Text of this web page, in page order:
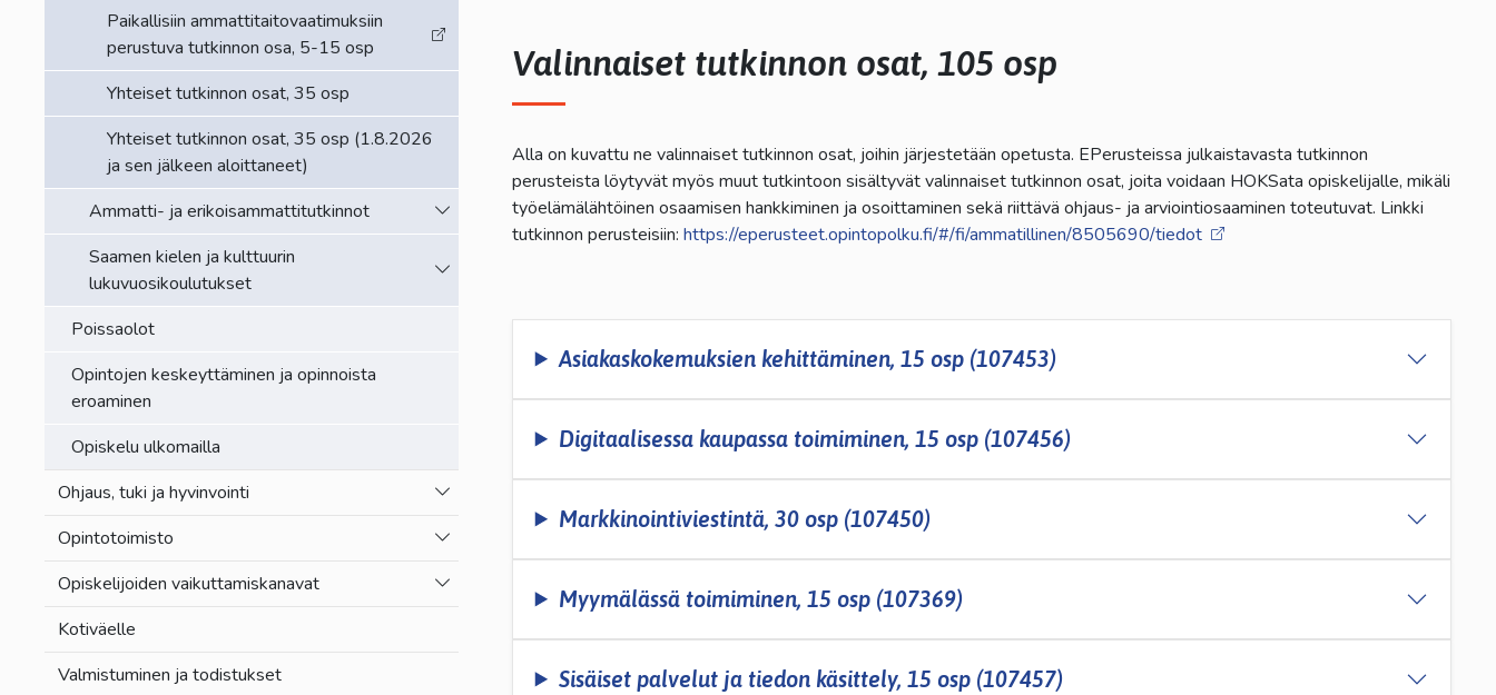
Paikallisiin ammattitaitovaatimuksiin
perustuva tutkinnon osa, 5-15 osp
Yhteiset tutkinnon osat, 35 osp
Yhteiset tutkinnon osat, 35 osp (1.8.2026
ja sen jälkeen aloittaneet)
Ammatti- ja erikoisammattitutkinnot
Vaihda alasvetovalikkoa
Saamen kielen ja kulttuurin
lukuvuosikoulutukset
Vaihda alasvetovalikkoa
Poissaolot
Opintojen keskeyttäminen ja opinnoista
eroaminen
Opiskelu ulkomailla
Ohjaus, tuki ja hyvinvointi
Vaihda alasvetovalikkoa
Opintotoimisto
Vaihda alasvetovalikkoa
Opiskelijoiden vaikuttamiskanavat
Vaihda alasvetovalikkoa
Kotiväelle
Valmistuminen ja todistukset
Valinnaiset tutkinnon osat, 105 osp
Alla on kuvattu ne valinnaiset tutkinnon osat, joihin järjestetään opetusta. EPerusteissa julkaistavasta tutkinnon
perusteista löytyvät myös muut tutkintoon sisältyvät valinnaiset tutkinnon osat, joita voidaan HOKSata opiskelijalle, mikäli
työelämälähtöinen osaamisen hankkiminen ja osoittaminen sekä riittävä ohjaus- ja arviointiosaaminen toteutuvat. Linkki
tutkinnon perusteisiin: https://eperusteet.opintopolku.fi/#/fi/ammatillinen/8505690/tiedot
Asiakaskokemuksien kehittäminen, 15 osp (107453)
Digitaalisessa kaupassa toimiminen, 15 osp (107456)
Markkinointiviestintä, 30 osp (107450)
Myymälässä toimiminen, 15 osp (107369)
Sisäiset palvelut ja tiedon käsittely, 15 osp (107457)